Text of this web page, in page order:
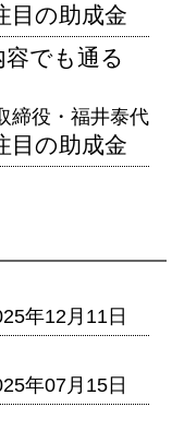
目の助成金
でも通る
締役・福井泰代
目の助成金
年12月11日
年07月15日